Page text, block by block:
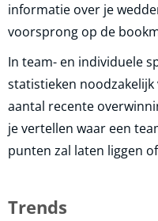
informatie over je
voorsprong op de
In team- en individuele
statistieken
aantal recente
je vertellen waar een
punten zal laten liggen
Trends